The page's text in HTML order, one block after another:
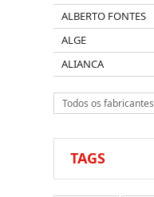
ALBERTO FONTES
ALGE
ALIANCA
Todos os fabricantes
TAGS